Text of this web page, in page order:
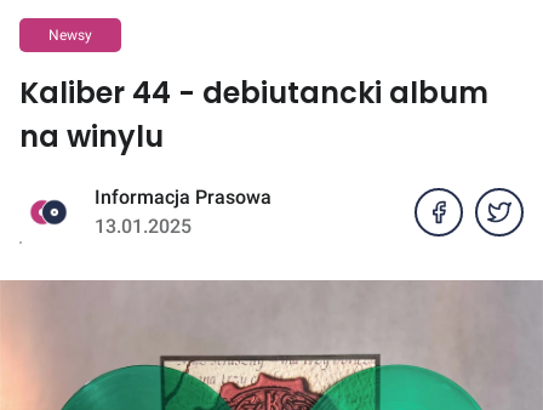
Newsy
Kaliber 44 - debiutancki album
na winylu
Informacja Prasowa
13.01.2025